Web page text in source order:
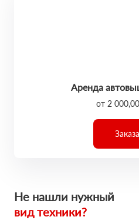
Аренда
от 2
Не нашли нужный
вид техники?